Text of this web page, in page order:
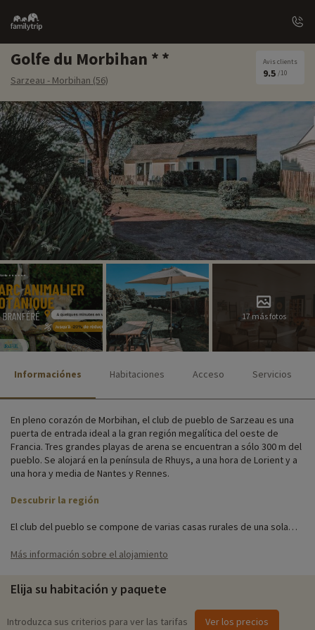
Family
trip
Golfe du Morbihan
Sarzeau - Morbihan (56)
Avis clients
9.5 /10
17 más fotos
Informaciónes Habitaciones Acceso Servicios
En pleno corazón de Morbihan, el club de pueblo de Sarzeau es una
puerta de entrada ideal a la gran región megalítica del oeste de
Francia. Tres grandes playas de arena se encuentran a sólo 300 m del
pueblo. Se alojará en la península de Rhuys, a una hora de Lorient y a
una hora y media de Nantes y Rennes.
Descubrir la región
El club del pueblo se compone de varias casas rurales de una sola
cocina y TV.
deportes para toda la familia. En la recepción podrá acceder a la
conexión WIFI y, si lo desea, tomar prestado el pack bebé para sus
hijos pequeños.
Más información sobre el alojamiento
Elija su habitación y paquete
Introduzca sus criterios para ver las tarifas Ver los precios